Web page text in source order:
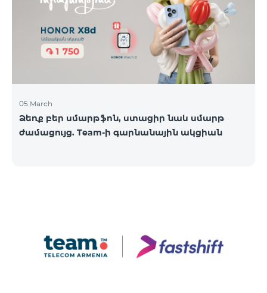
05 March
Ձեռք բեր սմարթֆոն, ստացիր նաև սմարթ
ժամացույց. Team-ի գարնանային ակցիան